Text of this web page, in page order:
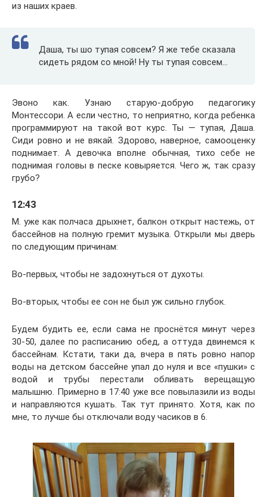
из наших краев.
Даша, ты шо тупая совсем? Я же тебе сказала
сидеть рядом со мной! Ну ты тупая совсем…
Эвоно как. Узнаю старую-добрую педагогику
Монтессори. А если честно, то неприятно, когда ребенка
программируют на такой вот курс. Ты — тупая, Даша.
Сиди ровно и не вякай. Здорово, наверное, самооценку
поднимает. А девочка вполне обычная, тихо себе не
поднимая головы в песке ковыряется. Чего ж, так сразу
грубо?
12:43
М. уже как полчаса дрыхнет, балкон открыт настежь, от
бассейнов на полную гремит музыка. Открыли мы дверь
по следующим причинам:
Во-первых, чтобы не задохнуться от духоты.
Во-вторых, чтобы ее сон не был уж сильно глубок.
Будем будить ее, если сама не проснётся минут через
30-50, далее по расписанию обед, а оттуда двинемся к
бассейнам. Кстати, таки да, вчера в пять ровно напор
воды на детском бассейне упал до нуля и все «пушки» с
водой и трубы перестали обливать верещащую
малышню. Примерно в 17:40 уже все повылазили из воды
и направляются кушать. Так тут принято. Хотя, как по
мне, то лучше бы отключали воду часиков в 6.